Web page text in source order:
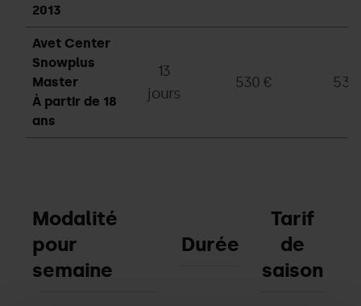
2013
Avet Center
Snowplus
Master
À partir de 18
ans
13
jours
530 € 530
Modalité
pour
semaine
Durée
Tarif
de
saison